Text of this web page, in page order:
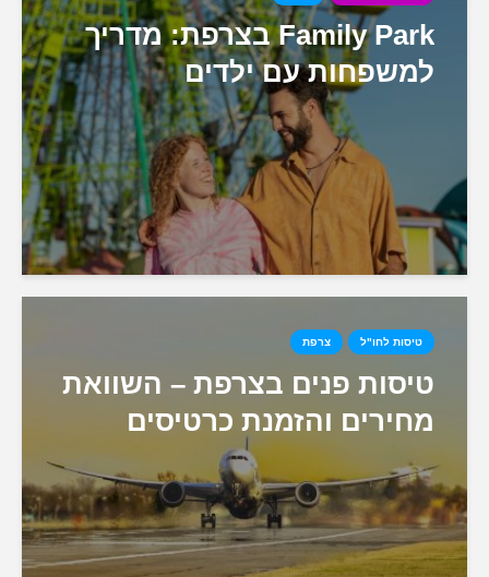
Family Park בצרפת: מדריך
למשפחות עם ילדים
טיסות לחו"ל צרפת
טיסות פנים בצרפת – השוואת
מחירים והזמנת כרטיסים